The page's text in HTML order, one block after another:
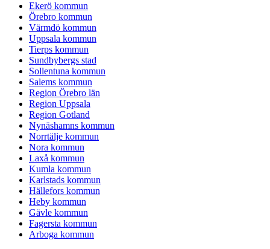
Ekerö kommun
Örebro kommun
Värmdö kommun
Uppsala kommun
Tierps kommun
Sundbybergs stad
Sollentuna kommun
Salems kommun
Region Örebro län
Region Uppsala
Region Gotland
Nynäshamns kommun
Norrtälje kommun
Nora kommun
Laxå kommun
Kumla kommun
Karlstads kommun
Hällefors kommun
Heby kommun
Gävle kommun
Fagersta kommun
Arboga kommun